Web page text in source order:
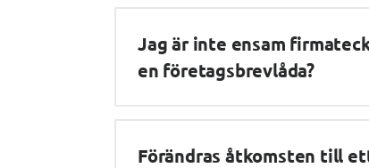
Jag är inte ensam
en företagsbrevlåda?
Förändras åtkomsten till